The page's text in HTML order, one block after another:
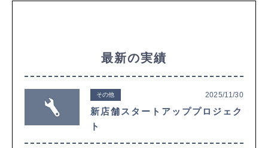
最新の実績
その他 2025/11/30
新店舗スタートアッププロジェク
ト